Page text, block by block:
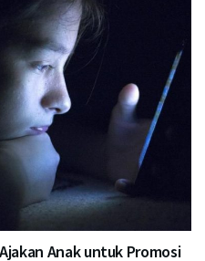
Anak untuk Promosi